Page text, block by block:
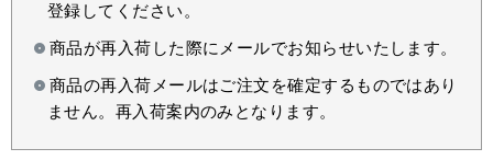
登録してください。
商品が再入荷した際にメールでお知らせいたします。
商品の再入荷メールはご注文を確定するものではあり
ません。再入荷案内のみとなります。